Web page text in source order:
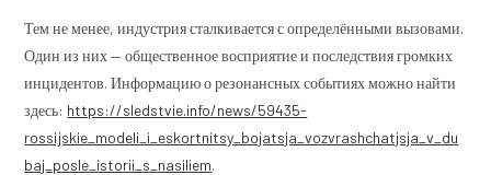
Тем не менее, индустрия сталкивается с определёнными вызовами.
Один из них — общественное восприятие и последствия громких
инцидентов. Информацию о резонансных событиях можно найти
здесь: https://sledstvie.info/news/59435-
rossijskie_modeli_i_eskortnitsy_bojatsja_vozvrashchatjsja_v_du
baj_posle_istorii_s_nasiliem.